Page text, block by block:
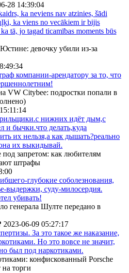
28 14:39:04
ka neviens nav atzinies, šādi
ka viens no vecākiem ir bijis
tā, jo tagad ticamības moments būs
девочку убили из-за
компании-арендатору за то, что
VW Citybee: подростки попали в
нижних идёт дым,с
и бычки.что делать,куда
их нельзя,а как дышать?реально
их выкидывай.
под запретом: как любителям
штрафы
глубокие соболезнования,
выдержки, суду-милосердия.
убивать!
генерала Шулте передано в
2023-06-09 05:27:17
За это такое же наказание,
Но это вовсе не значит,
был под наркотиками.
конфискованный Porsche
на торги